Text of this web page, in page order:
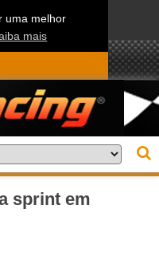
uma melhor
mais
sprint em